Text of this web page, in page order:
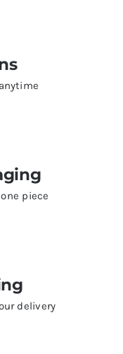
piece
delivery